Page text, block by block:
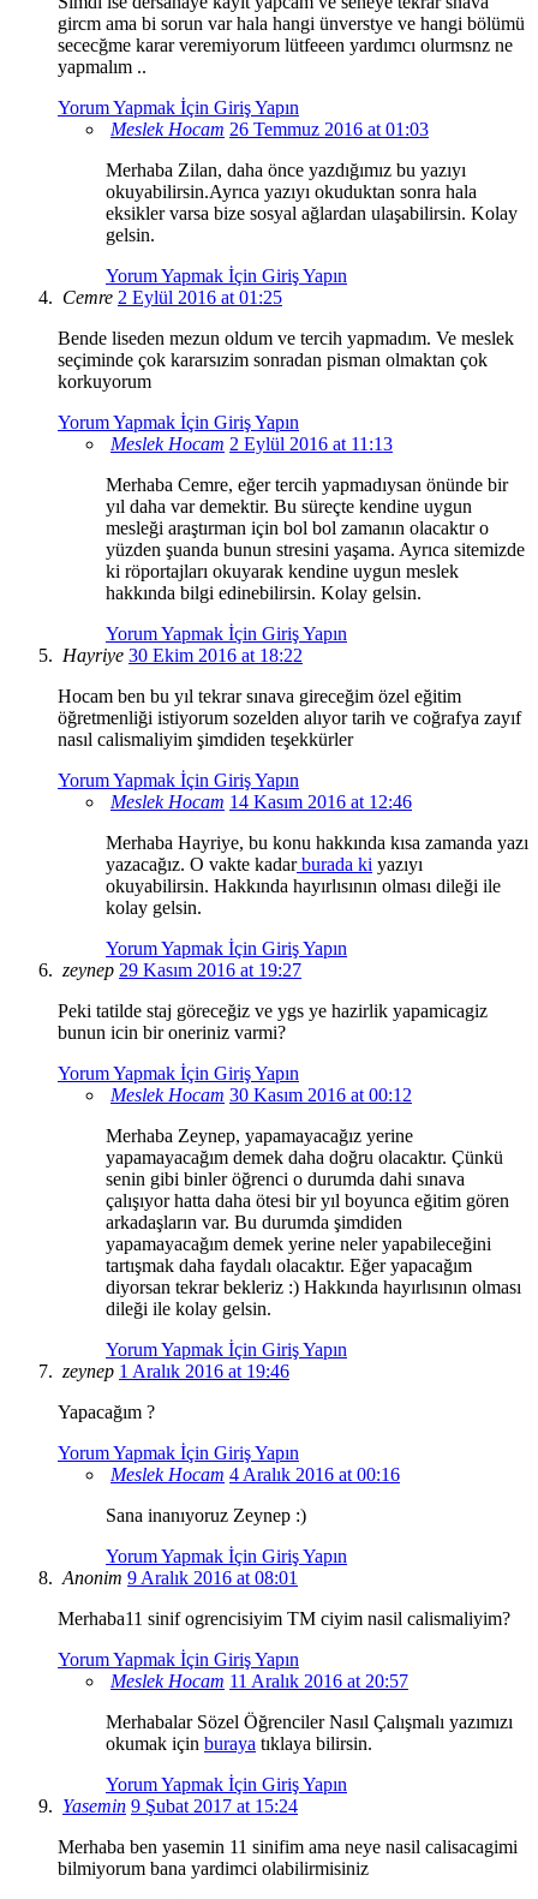
gircm ama bi sorun var hala hangi ünverstye ve hangi bölümü
sececğme karar veremiyorum lütfeeen yardımcı olurmsnz ne
yapmalım ..
Yorum Yapmak İçin Giriş Yapın
Meslek Hocam 26 Temmuz 2016 at 01:03
Merhaba Zilan, daha önce yazdığımız bu yazıyı
okuyabilirsin.Ayrıca yazıyı okuduktan sonra hala
eksikler varsa bize sosyal ağlardan ulaşabilirsin. Kolay
gelsin.
Yorum Yapmak İçin Giriş Yapın
Cemre 2 Eylül 2016 at 01:25
Bende liseden mezun oldum ve tercih yapmadım. Ve meslek
seçiminde çok kararsızim sonradan pisman olmaktan çok
korkuyorum
Yorum Yapmak İçin Giriş Yapın
Meslek Hocam 2 Eylül 2016 at 11:13
Merhaba Cemre, eğer tercih yapmadıysan önünde bir
yıl daha var demektir. Bu süreçte kendine uygun
mesleği araştırman için bol bol zamanın olacaktır o
yüzden şuanda bunun stresini yaşama. Ayrıca sitemizde
ki röportajları okuyarak kendine uygun meslek
hakkında bilgi edinebilirsin. Kolay gelsin.
Yorum Yapmak İçin Giriş Yapın
Hayriye 30 Ekim 2016 at 18:22
Hocam ben bu yıl tekrar sınava gireceğim özel eğitim
öğretmenliği istiyorum sozelden alıyor tarih ve coğrafya zayıf
nasıl calismaliyim şimdiden teşekkürler
Yorum Yapmak İçin Giriş Yapın
Meslek Hocam 14 Kasım 2016 at 12:46
Merhaba Hayriye, bu konu hakkında kısa zamanda yazı
yazacağız. O vakte kadarburada ki yazıyı
okuyabilirsin. Hakkında hayırlısının olması dileği ile
kolay gelsin.
Yorum Yapmak İçin Giriş Yapın
zeynep 29 Kasım 2016 at 19:27
Peki tatilde staj göreceğiz ve ygs ye hazirlik yapamicagiz
bunun icin bir oneriniz varmi?
Yorum Yapmak İçin Giriş Yapın
Meslek Hocam 30 Kasım 2016 at 00:12
Merhaba Zeynep, yapamayacağız yerine
yapamayacağım demek daha doğru olacaktır. Çünkü
senin gibi binler öğrenci o durumda dahi sınava
çalışıyor hatta daha ötesi bir yıl boyunca eğitim gören
arkadaşların var. Bu durumda şimdiden
yapamayacağım demek yerine neler yapabileceğini
tartışmak daha faydalı olacaktır. Eğer yapacağım
diyorsan tekrar bekleriz :) Hakkında hayırlısının olması
dileği ile kolay gelsin.
Yorum Yapmak İçin Giriş Yapın
zeynep 1 Aralık 2016 at 19:46
Yapacağım ?
Yorum Yapmak İçin Giriş Yapın
Meslek Hocam 4 Aralık 2016 at 00:16
Sana inanıyoruz Zeynep :)
Yorum Yapmak İçin Giriş Yapın
Anonim 9 Aralık 2016 at 08:01
Merhaba11 sinif ogrencisiyim TM ciyim nasil calismaliyim?
Yorum Yapmak İçin Giriş Yapın
Meslek Hocam 11 Aralık 2016 at 20:57
Merhabalar Sözel Öğrenciler Nasıl Çalışmalı yazımızı
okumak için buraya tıklaya bilirsin.
Yorum Yapmak İçin Giriş Yapın
Yasemin 9 Şubat 2017 at 15:24
Merhaba ben yasemin 11 sinifim ama neye nasil calisacagimi
bilmiyorum bana yardimci olabilirmisiniz